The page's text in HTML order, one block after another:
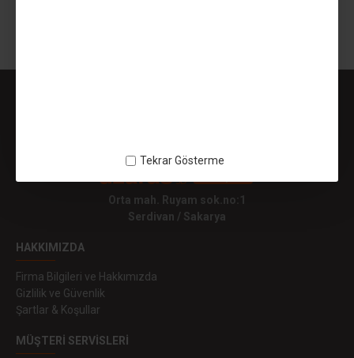
Tekrar Gösterme
Orta mah. Ruyam sok.no:1
Serdivan / Sakarya
HAKKIMIZDA
Firma Bilgileri ve Hakkımızda
Gizlilik ve Güvenlik
Şartlar & Koşullar
MÜŞTERI SERVISLERI